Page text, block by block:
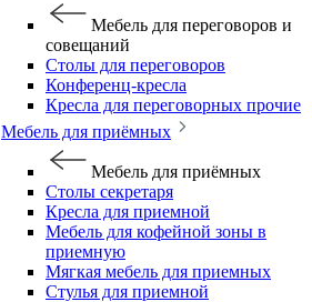
Мебель для переговоров и
совещаний
Столы для переговоров
Конференц-кресла
Кресла для переговорных прочие
Мебель для приёмных
Мебель для приёмных
Столы секретаря
Кресла для приемной
Мебель для кофейной зоны в
приемную
Мягкая мебель для приемных
Стулья для приемной